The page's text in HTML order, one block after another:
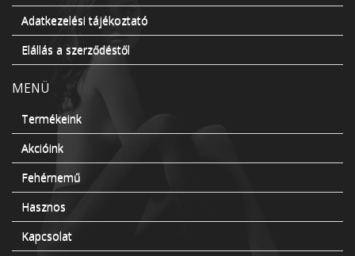
Adatkezelési tájékoztató
Elállás a szerződéstől
MENÜ
Termékeink
Akcióink
Fehérnemű
Hasznos
Kapcsolat